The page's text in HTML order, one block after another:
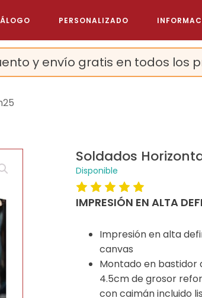
PERSONALIZADO
y envío gratis en todos los
Soldados
Disponible
IMPRESIÓN EN ALTA
Impresión en alta
canvas
Montado en bastidor
4.5cm de grosor
con caimán incluido